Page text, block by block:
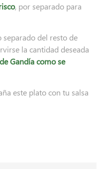
, por separado para
del resto de
la cantidad deseada
Gandía como se
este plato con tu salsa